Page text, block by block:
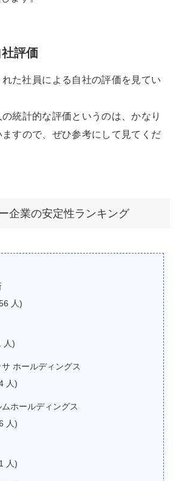
評価
た社員による自社の評価を見てい
統計的な評価というのは、かなり
すので、ぜひ参考にして見てくだ
企業の安定性ランキング
人)
人)
ホールディングス
人)
ホールディングス
人)
人)